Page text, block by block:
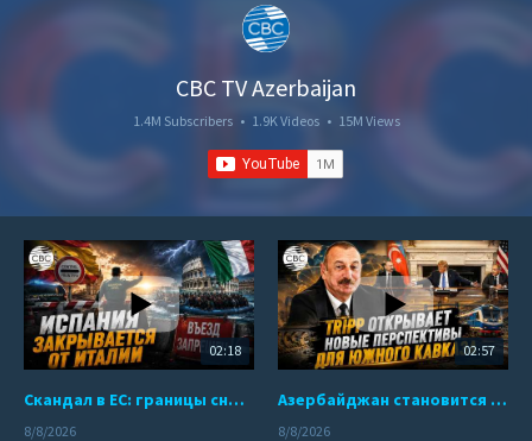
CBC TV Azerbaijan
1.4M Subscribers • 1.9K Videos • 15M Views
02:18
Скандал в ЕС: границы снова под контролем
8/8/2026
02:57
Азербайджан становится мостом между Востоком и Западом
8/8/2026